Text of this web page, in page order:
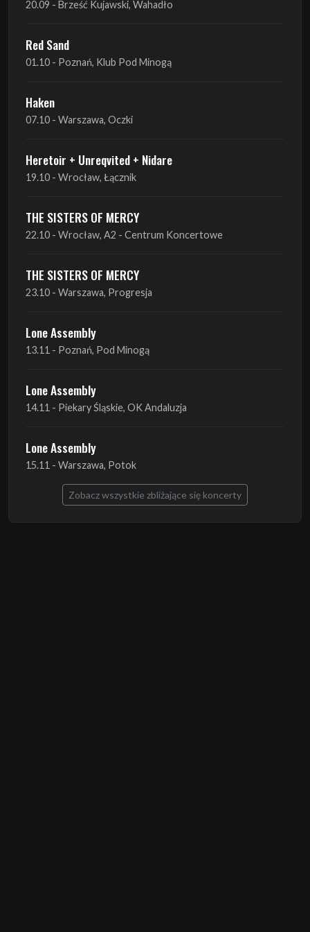
Haken
Heretoir + Unreqvited + Nidare
THE SISTERS OF MERCY
22.10 - Wrocław, A2 - Centrum Koncertowe
THE SISTERS OF MERCY
Lone Assembly
Lone Assembly
14.11 - Piekary Śląskie, OK Andaluzja
Lone Assembly
15.11 - Warszawa, Potok